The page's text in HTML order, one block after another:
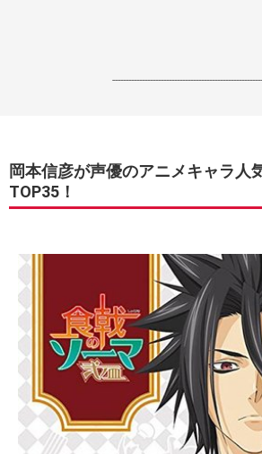
岡本信彦が声優のアニメキャラ人
TOP35！